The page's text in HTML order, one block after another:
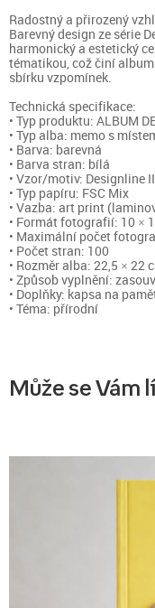
Radostný a přirozený
Barevný design ze série
harmonický a estetický
tématikou, což činí
sbírku vzpomínek.
Technická specifikace:
• Typ produktu: ALBUM
• Typ alba: memo s
• Barva: barevná
• Barva stran: bílá
• Vzor/motiv: Designline II
• Typ papíru: FSC Mix
• Vazba: art print
• Formát fotografií: 10 ×
• Maximální počet
• Počet stran: 100
• Rozměr alba: 22,5 × 22
• Způsob vyplnění:
• Doplňky: kapsa na
• Téma: přírodní
Může se Vám